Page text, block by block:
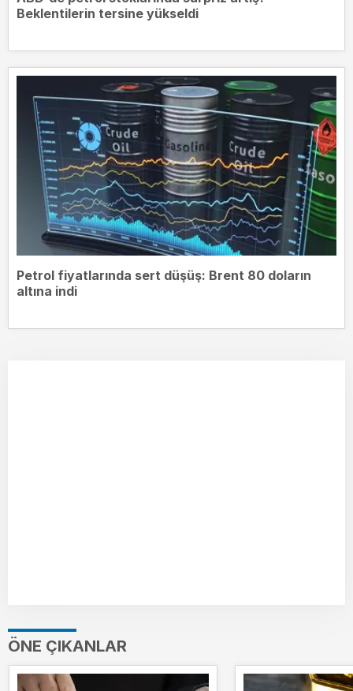
Beklentilerin tersine yükseldi
Petrol fiyatlarında sert düşüş: Brent 80 doların
altına indi
ÖNE ÇIKANLAR